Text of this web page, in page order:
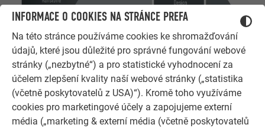
INFORMACE O COOKIES NA STRÁNCE PREFA
Na této stránce používáme cookies ke shromažďování
údajů, které jsou důležité pro správné fungování webové
stránky („nezbytné“) a pro statistické vyhodnocení za
účelem zlepšení kvality naší webové stránky („statistika
(včetně poskytovatelů z USA)“). Kromě toho využíváme
cookies pro marketingové účely a zapojujeme externí
média („marketing & externí média (včetně poskytovatelů